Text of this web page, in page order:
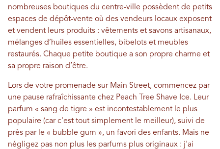
nombreuses boutiques du centre-ville possèdent de petits
espaces de dépôt-vente où des vendeurs locaux exposent
et vendent leurs produits : vêtements et savons artisanaux,
mélanges d’huiles essentielles, bibelots et meubles
restaurés. Chaque petite boutique a son propre charme et
sa propre raison d’être.
Lors de votre promenade sur Main Street, commencez par
une pause rafraîchissante chez Peach Tree Shave Ice. Leur
parfum « sang de tigre » est incontestablement le plus
populaire (car c'est tout simplement le meilleur), suivi de
près par le « bubble gum », un favori des enfants. Mais ne
négligez pas non plus les parfums plus originaux : j'ai